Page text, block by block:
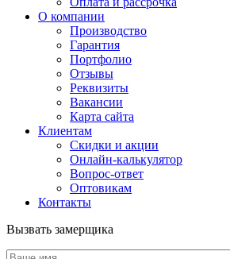
О компании
Производство
Гарантия
Портфолио
Отзывы
Реквизиты
Вакансии
Карта сайта
Клиентам
Скидки и акции
Онлайн-калькулятор
Вопрос-ответ
Оптовикам
Контакты
Вызвать замерщика